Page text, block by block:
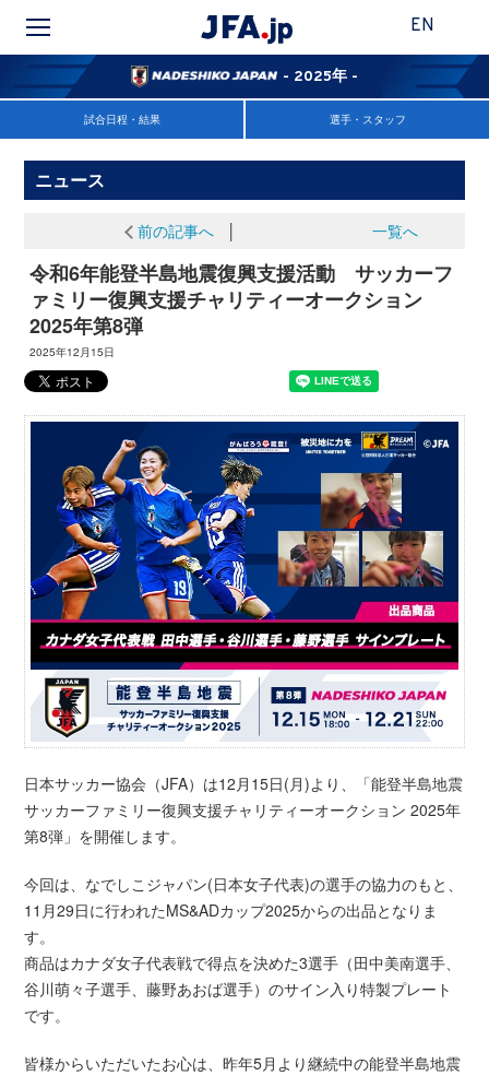
EN
- 2025年 -
試合日程・結果 選手・スタッフ
ニュース
前の記事へ│ 一覧へ
令和6年能登半島地震復興支援活動 サッカーフ
ァミリー復興支援チャリティーオークション
2025年第8弾
2025年12月15日
日本サッカー協会（JFA）は12月15日(月)より、「能登半島地震
サッカーファミリー復興支援チャリティーオークション 2025年
第8弾」を開催します。
今回は、なでしこジャパン(日本女子代表)の選手の協力のもと、
11月29日に行われたMS&ADカップ2025からの出品となりま
す。
商品はカナダ女子代表戦で得点を決めた3選手（田中美南選手、
谷川萌々子選手、藤野あおば選手）のサイン入り特製プレート
です。
皆様からいただいたお心は、昨年5月より継続中の能登半島地震